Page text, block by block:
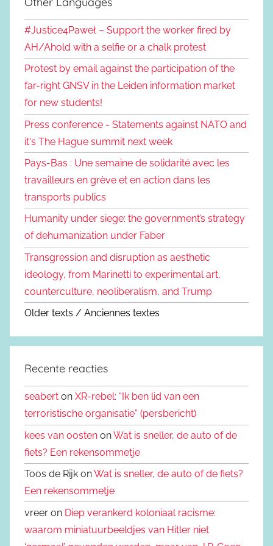
#Justice4Paweł – Support the worker fired by
AH/Ahold with a selfie or a chalk protest
Protest by email against the participation of the
far-right GNSV in the Leiden information market
for new students!
Press conference - Statements against NATO and
it's The Hague summit next week
Pays-Bas : Une semaine de solidarité avec les
travailleurs en grève et en action dans les
transports publics
Humanity under siege: the government’s strategy
of dehumanization under Faber
Transgression and disruption as aesthetic
ideology, from Marinetti to experimental art,
counterculture, neoliberalism, and Trump
Older texts / Anciennes textes
Recente reacties
seabert on XR-rebel: “Ik ben lid van een
terroristische organisatie” (persbericht)
kees van oosten onWat is sneller, de auto of de
fiets? Een rekensommetje
Toos de Rijk onWat is sneller, de auto of de fiets?
Een rekensommetje
vreer on Diep verankerd koloniaal racisme:
waarom miniatuurbeeldjes van Hitler niet